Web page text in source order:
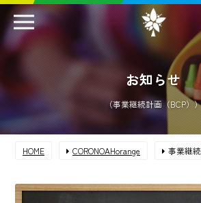
お知らせ
（事業継続計画（BCP）
HOME CORONOAHorange 事業継続